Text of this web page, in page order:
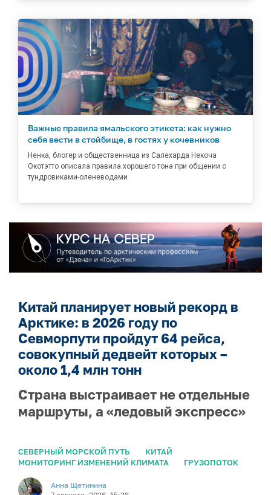
Важные правила ямальского этикета: как нужно
себя вести в стойбище, в гостях у кочевников
Ненка, блогер и общественница из Салехарда Некоча
Окотэтто описала правила хорошего тона при общении с
тундровиками-оленеводами
Китай планирует новый рекорд в
Арктике: в 2026 году по
Севморпути пройдут 64 рейса,
совокупный дедвейт которых –
около 1,4 млн тонн
Страна выстраивает не отдельные
маршруты, а «ледовый экспресс»
СЕВЕРНЫЙ МОРСКОЙ ПУТЬ
КИТАЙ
МОНИТОРИНГ ИЗМЕНЕНИЙ КЛИМАТА
ГРУЗОПОТОК
Анна Щетинина